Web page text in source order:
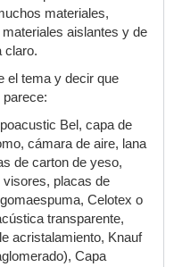
materiales,
aislantes y de
claro.
el tema y decir que
parece:
Bel, capa de
cámara de aire, lana
de carton de yeso,
placas de
Celotex o
transparente,
acristalamiento, Knauf
Capa